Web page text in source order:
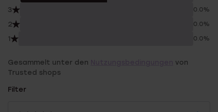
3 0.0%
2 0.0%
1 0.0%
Gesammelt unter den
von
Trusted shops
Filter